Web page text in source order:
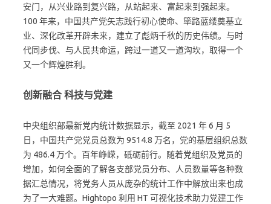
安门，从兴业路到复兴路，从站起来、富起来到强起来。
100 年来，中国共产党矢志践行初心使命、筚路蓝缕奠基立
业、深化改革开辟未来，建立了彪炳千秋的历史伟绩。与时
代同步伐、与人民共命运，跨过一道又一道沟坎，取得一个
又一个辉煌胜利。
创新融合 科技与党建
中央组织部最新党内统计数据显示，截至 2021 年 6 月 5
日，中国共产党党员总数为 9514.8 万名，党的基层组织总数
为 486.4 万个。百年峥嵘，砥砺前行。随着党组织及党员的
增加，如何全面的了解各支部党员分布、人员数量等各种数
据汇总情况，将党务人员从庞杂的统计工作中解放出来也成
为了一大难题。Hightopo 利用 HT 可视化技术助力党建工作